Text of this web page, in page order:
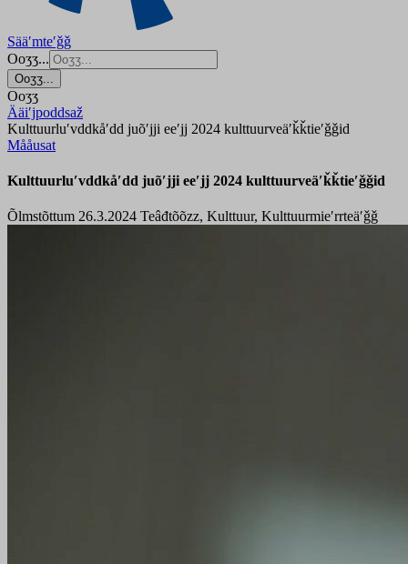
Sääʹmteʹǧǧ
Ooʒʒ...
Ooʒʒ...
Ooʒʒ
Ääiʹjpoddsaž
Kulttuurluʹvddkåʹdd juõʹjji eeʹjj 2024 kulttuurveäʹǩǩtieʹǧǧid
Mååusat
Kulttuurluʹvddkåʹdd juõʹjji eeʹjj 2024 kulttuurveäʹǩǩtieʹǧǧid
Õlmstõttum 26.3.2024 Teâđtõõzz, Kulttuur, Kulttuurmieʹrrteäʹǧǧ